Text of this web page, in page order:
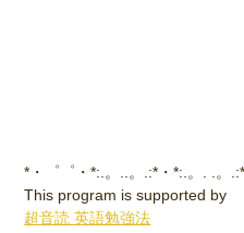
*・゜゜・*:.。..。.:*・*:.。. .。
This program is supported by
超音読 英語勉強法